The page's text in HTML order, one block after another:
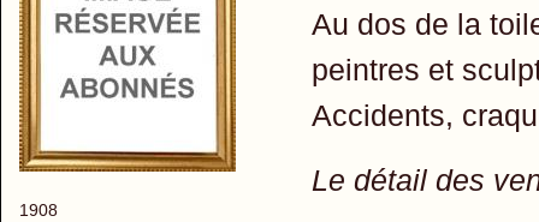
1908
Au dos de la
peintres et
Accidents,
Le détail des